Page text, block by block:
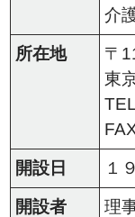
介
所在地
〒
東
開設日 １
開設者 理